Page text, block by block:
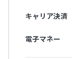
キャリア決済
電子マネー